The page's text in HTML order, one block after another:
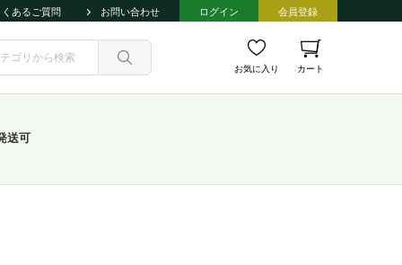
くあるご質問 お問い合わせ ログイン 会員登録
お気に入り カート
送可